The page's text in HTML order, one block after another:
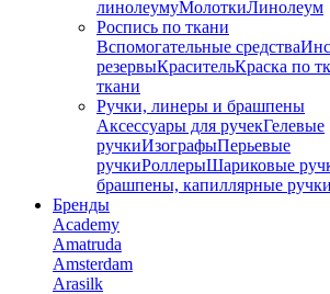
линолеумуМолоткиЛинолеум
Роспись по ткани
Вспомогательные средства
резервыКрасительКраска по
ткани
Ручки, линеры и брашпены
Аксессуары для ручекГелевые
ручкиИзографыПерьевые
ручкиРоллерыШариковые
брашпены, капиллярные ручки
Бренды
Academy
Amatruda
Amsterdam
Arasilk